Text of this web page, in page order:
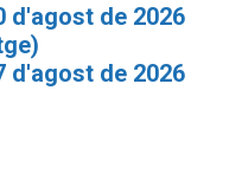
d'agost de 2026
d'agost de 2026